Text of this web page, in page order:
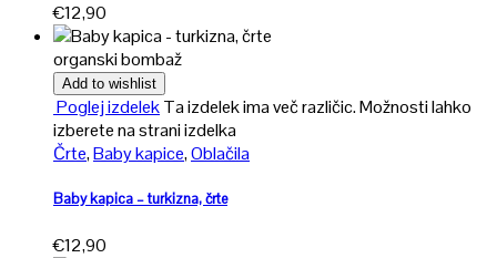
€12,90
organski bombaž
Add to wishlist
Poglej izdelekTa izdelek ima več različic. Možnosti lahko
izberete na strani izdelka
Črte,Baby kapice,Oblačila
Baby kapica – turkizna, črte
€12,90